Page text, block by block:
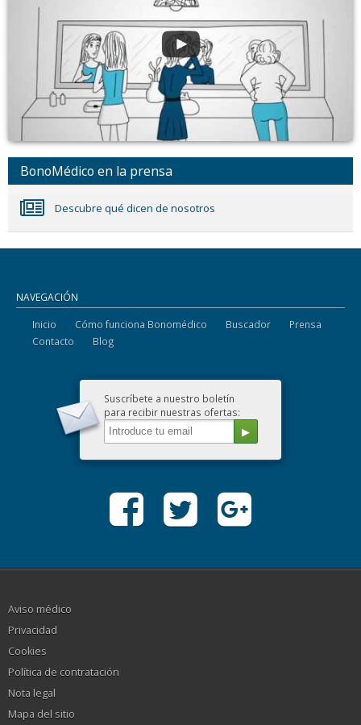
BonoMédico en la prensa
Descubre qué dicen de nosotros
NAVEGACIÓN
Inicio Cómo funciona Bonomédico Buscador
Prensa
Contacto
Blog
Suscríbete a nuestro boletín
para recibir nuestras ofertas:
Aviso médico
Privacidad
Cookies
Política de contratación
Nota legal
Mapa del sitio